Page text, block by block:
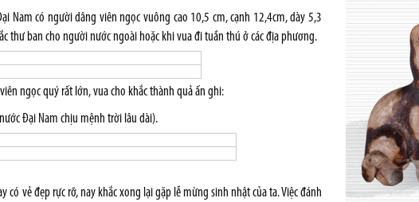
Nam có người dâng viên ngọc vuông cao 10,5 cm, cạnh 12,4cm, dày 5,3
thư ban cho người nước ngoài hoặc khi vua đi tuần thú ở các địa phương.
ngọc quý rất lớn, vua cho khắc thành quả ấn ghi:
Đại Nam chịu mệnh trời lâu dài).
vẻ đẹp rực rỡ, nay khắc xong lại gặp lễ mừng sinh nhật của ta. Việc đánh